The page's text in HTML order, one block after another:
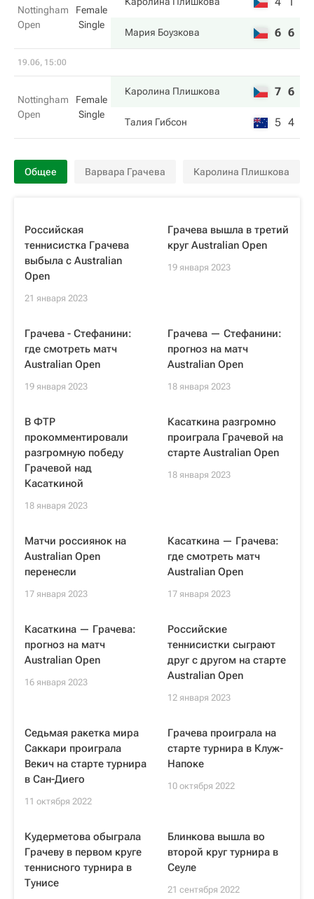
Nottingham
Open
Female
Single
Мария Боузкова 6 6
19.06, 15:00
Nottingham
Open
Female
Single
Каролина Плишкова 7 6
Талия Гибсон 5 4
Общее Варвара Грачева Каролина Плишкова
Российская
теннисистка Грачева
выбыла с Australian
Open
21 января 2023
Грачева вышла в третий
круг Australian Open
19 января 2023
Грачева - Стефанини:
где смотреть матч
Australian Open
19 января 2023
Грачева — Стефанини:
прогноз на матч
Australian Open
18 января 2023
В ФТР
прокомментировали
разгромную победу
Грачевой над
Касаткиной
18 января 2023
Касаткина разгромно
проиграла Грачевой на
старте Australian Open
18 января 2023
Матчи россиянок на
Australian Open
перенесли
17 января 2023
Касаткина — Грачева:
где смотреть матч
Australian Open
17 января 2023
Касаткина — Грачева:
прогноз на матч
Australian Open
16 января 2023
Российские
теннисистки сыграют
друг с другом на старте
Australian Open
12 января 2023
Седьмая ракетка мира
Саккари проиграла
Векич на старте турнира
в Сан-Диего
11 октября 2022
Грачева проиграла на
старте турнира в Клуж-
Напоке
10 октября 2022
Кудерметова обыграла
Грачеву в первом круге
теннисного турнира в
Тунисе
Блинкова вышла во
второй круг турнира в
Сеуле
21 сентября 2022